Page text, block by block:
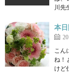
川先
本
こん
ね！
けど